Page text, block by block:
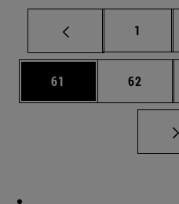
Página
1
Página
61 Página
62